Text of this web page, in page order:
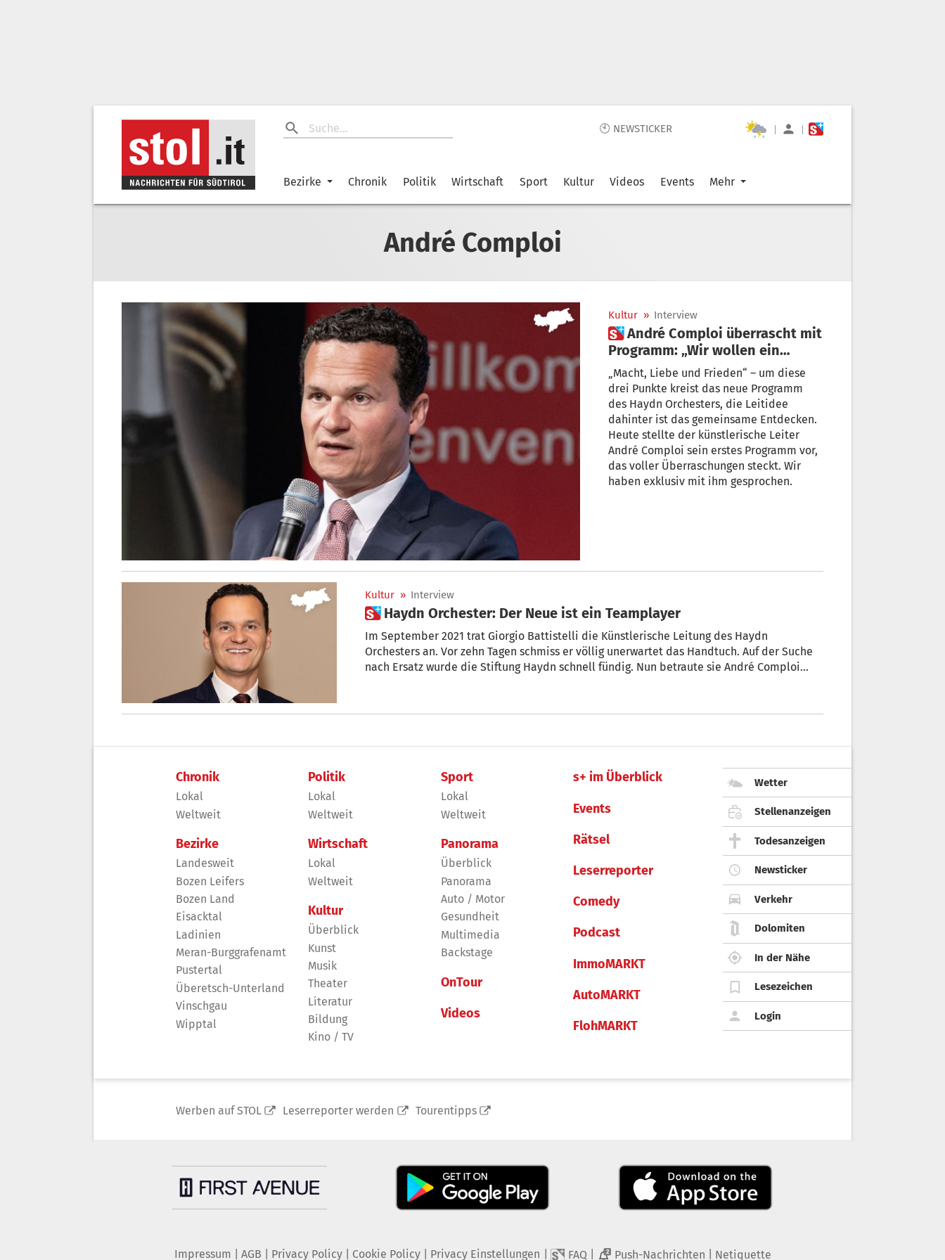
🕙 NEWSTICKER | |
Bezirke Chronik Politik Wirtschaft Sport Kultur Videos Events Mehr
André Comploi
Kultur » Interview
 André Comploi überrascht mit
Programm: „Wir wollen ein
Haydn für alle“
„Macht, Liebe und Frieden“ – um diese
drei Punkte kreist das neue Programm
des Haydn Orchesters, die Leitidee
dahinter ist das gemeinsame Entdecken.
Heute stellte der künstlerische Leiter
André Comploi sein erstes Programm vor,
das voller Überraschungen steckt. Wir
haben exklusiv mit ihm gesprochen.
Kultur » Interview
 Haydn Orchester: Der Neue ist ein Teamplayer
Im September 2021 trat Giorgio Battistelli die Künstlerische Leitung des Haydn
Orchesters an. Vor zehn Tagen schmiss er völlig unerwartet das Handtuch. Auf der Suche
nach Ersatz wurde die Stiftung Haydn schnell fündig. Nun betraute sie André Comploi
Chronik
Lokal
Weltweit
Bezirke
Landesweit
Bozen Leifers
Bozen Land
Eisacktal
Ladinien
Meran-Burggrafenamt
Pustertal
Überetsch-Unterland
Vinschgau
Wipptal
Politik
Lokal
Weltweit
Wirtschaft
Lokal
Weltweit
Kultur
Überblick
Kunst
Musik
Theater
Literatur
Bildung
Kino / TV
Sport
Lokal
Weltweit
Panorama
Überblick
Panorama
Auto / Motor
Gesundheit
Multimedia
Backstage
OnTour
Videos
s+ im Überblick
Events
Rätsel
Leserreporter
Comedy
Podcast
ImmoMARKT
AutoMARKT
FlohMARKT
Wetter
Stellenanzeigen
Todesanzeigen
Newsticker
Verkehr
Dolomiten
In der Nähe
Lesezeichen
Login
Werben auf STOL Leserreporter werden Tourentipps
Impressum AGB Privacy Policy| Cookie Policy| Privacy Einstellungen FAQ 2 Push-Nachrichten Netiquette